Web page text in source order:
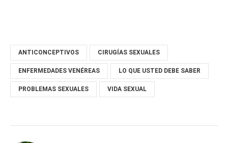
ANTICONCEPTIVOS CIRUGÍAS SEXUALES
ENFERMEDADES VENÉREAS LO QUE USTED DEBE SABER
PROBLEMAS SEXUALES VIDA SEXUAL